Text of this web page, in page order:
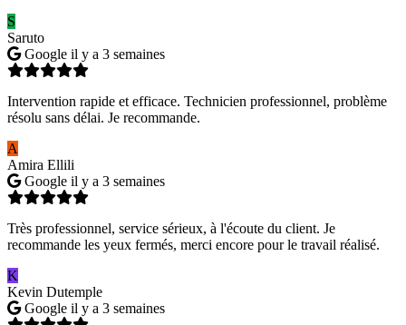
S
Saruto
Google il y a 3 semaines
Intervention rapide et efficace. Technicien professionnel, problème
résolu sans délai. Je recommande.
A
Amira Ellili
Google il y a 3 semaines
Très professionnel, service sérieux, à l'écoute du client. Je
recommande les yeux fermés, merci encore pour le travail réalisé.
K
Kevin Dutemple
Google il y a 3 semaines